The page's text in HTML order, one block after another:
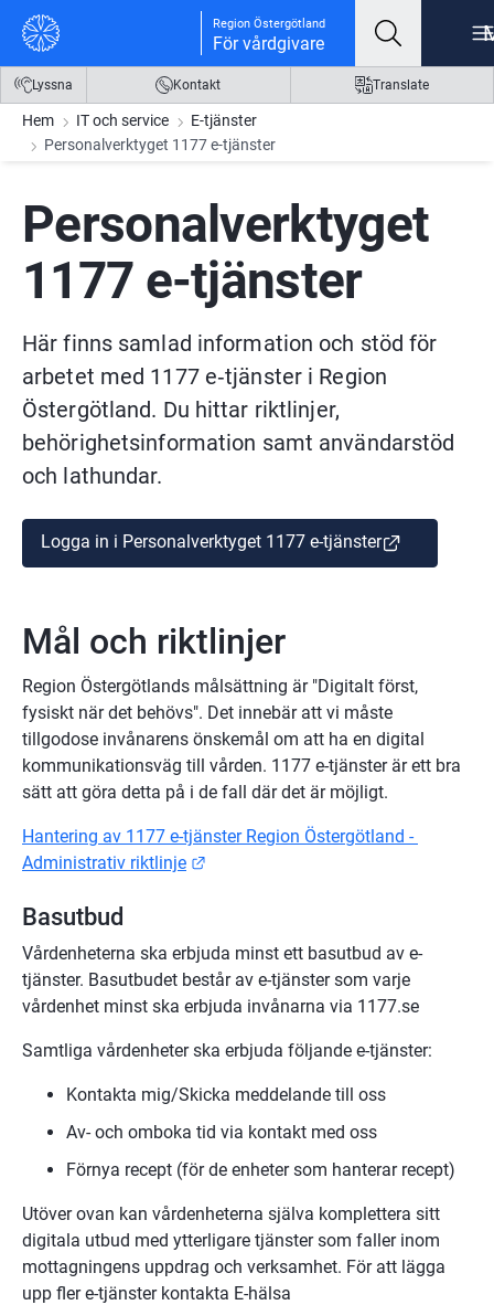
Gå till innehåll
Gå till meny
Gå till sidfot Region Östergötland
För vårdgivare
Lyssna Kontakt Translate
Hem IT och service
E-tjänster
Personalverktyget 1177 e-tjänster
Personalverktyget
1177 e-tjänster
Här finns samlad information och stöd för
arbetet med 1177 e‑tjänster i Region
Östergötland. Du hittar riktlinjer,
behörighetsinformation samt användarstöd
och lathundar.
Logga in i Personalverktyget 1177 e-tjänster(länk till
Mål och riktlinjer
Region Östergötlands målsättning är "Digitalt först,
fysiskt när det behövs". Det innebär att vi måste
tillgodose invånarens önskemål om att ha en digital
kommunikationsväg till vården. 1177 e-tjänster är ett bra
sätt att göra detta på i de fall där det är möjligt.
Hantering av 1177 e-tjänster Region Östergötland -
Administrativ riktlinje
Basutbud
Vårdenheterna ska erbjuda minst ett basutbud av e-
tjänster. Basutbudet består av e-tjänster som varje
vårdenhet minst ska erbjuda invånarna via 1177.se
Samtliga vårdenheter ska erbjuda följande e-tjänster:
Kontakta mig/Skicka meddelande till oss
Av- och omboka tid via kontakt med oss
Förnya recept (för de enheter som hanterar recept)
Utöver ovan kan vårdenheterna själva komplettera sitt
digitala utbud med ytterligare tjänster som faller inom
mottagningens uppdrag och verksamhet. För att lägga
upp fler e-tjänster kontakta E-hälsa